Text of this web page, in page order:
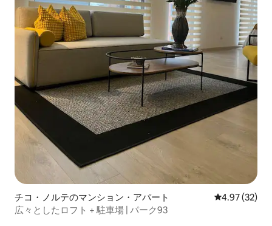
チコ・ノルテのマンション・アパート レビュー32
4.97 (32)
広々としたロフト + 駐車場 | パーク93